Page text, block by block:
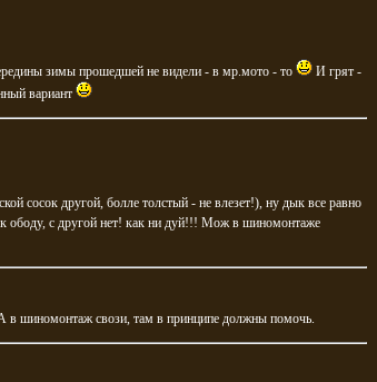
зимы прошедшей не видели - в мр.мото - то
И грят -
вариант
сосок другой, болле толстый - не влезет!), ну дык все равно
ободу, с другой нет! как ни дуй!!! Мож в шиномонтаже
в шиномонтаж свози, там в принципе должны помочь.